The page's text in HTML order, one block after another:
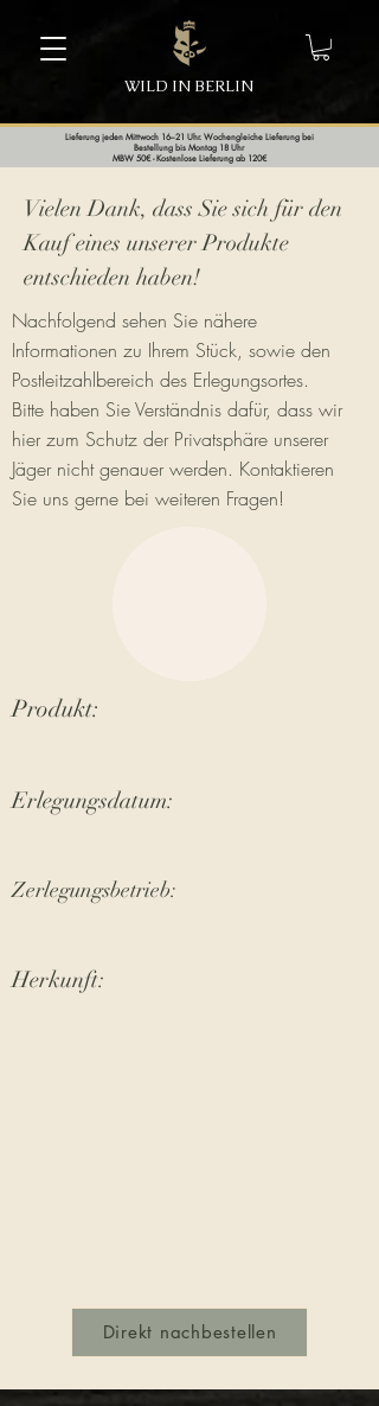
WILD IN BERLIN
Lieferung jeden Mittwoch 16–21 Uhr. Wochengleiche Lieferung bei
Bestellung bis Montag 18 Uhr
MBW 50€ - Kostenlose Lieferung ab 120€
Vielen Dank, dass Sie sich für den
Kauf eines unserer Produkte
entschieden haben!
Nachfolgend sehen Sie nähere
Informationen zu Ihrem Stück, sowie den
Postleitzahlbereich des Erlegungsortes.
Bitte haben Sie Verständnis dafür, dass wir
hier zum Schutz der Privatsphäre unserer
Jäger nicht genauer werden. Kontaktieren
Sie uns gerne bei weiteren Fragen!
Produkt:
Erlegungsdatum:
Zerlegungsbetrieb:
Herkunft:
Direkt nachbestellen